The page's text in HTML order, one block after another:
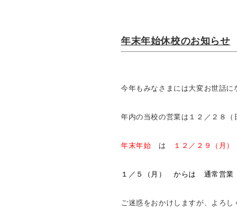
年末年始休校のお知らせ
今年もみなさまには大変お世話に
年内の当校の営業は１２／２８（
年末年始 は １２ ／２９（月）
１／５（月） からは 通常営業
ご迷惑をおかけしますが、よろ